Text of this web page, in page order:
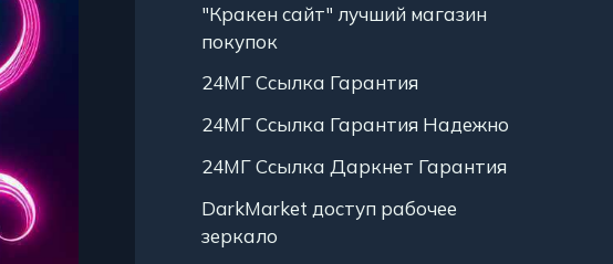
"Кракен сайт" лучший магазин
покупок
24МГ Ссылка Гарантия
24МГ Ссылка Гарантия Надежно
24МГ Ссылка Даркнет Гарантия
DarkMarket доступ рабочее
зеркало